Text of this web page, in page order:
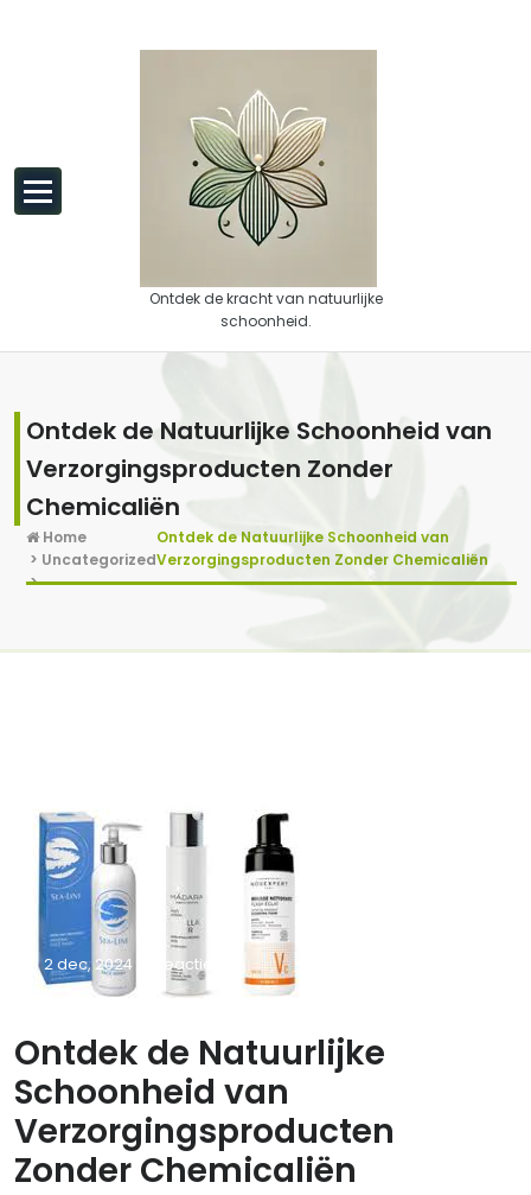
Ontdek de kracht van natuurlijke
schoonheid.
Ontdek de Natuurlijke Schoonheid van
Verzorgingsproducten Zonder
Chemicaliën
Home
> Uncategorized
>
Ontdek de Natuurlijke Schoonheid van
Verzorgingsproducten Zonder Chemicaliën
2 dec, 2024 0 reacties
Ontdek de Natuurlijke
Schoonheid van
Verzorgingsproducten
Zonder Chemicaliën